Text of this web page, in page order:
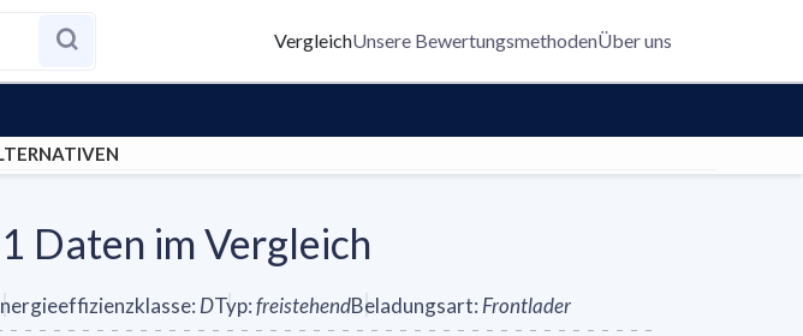
VergleichUnsere BewertungsmethodenÜber uns
Daten im Vergleich
: DTyp:freistehendBeladungsart: Frontlader